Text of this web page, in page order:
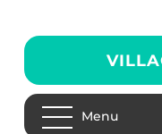
Menu